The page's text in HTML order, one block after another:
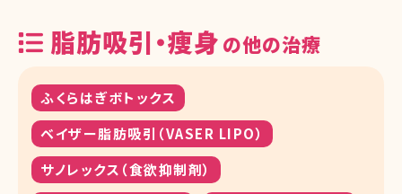
脂肪吸引・痩身 の他の治療
ふくらはぎボトックス
ベイザー脂肪吸引（VASER LIPO）
サノレックス（食欲抑制剤）